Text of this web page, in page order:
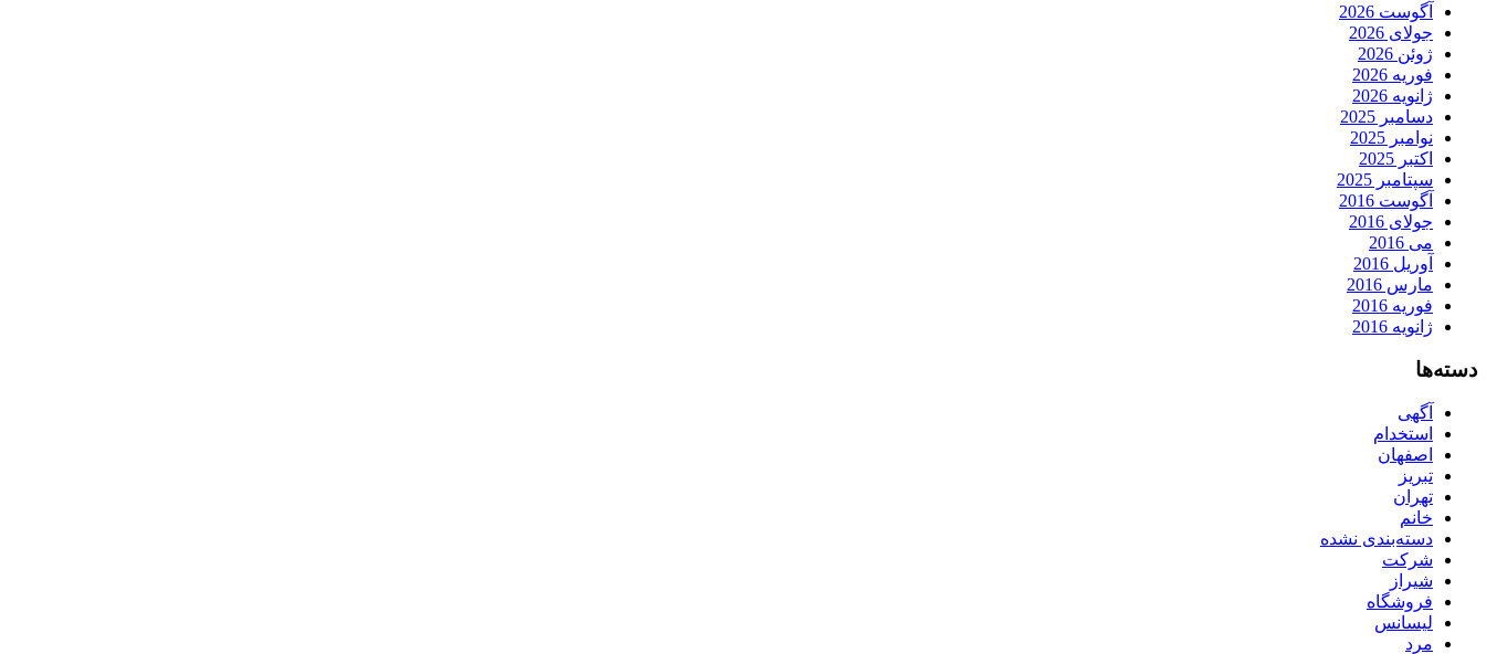
آگوست 2026
جولای 2026
ژوئن 2026
فوریه 2026
ژانویه 2026
دسامبر 2025
نوامبر 2025
اکتبر 2025
سپتامبر 2025
آگوست 2016
جولای 2016
می 2016
آوریل 2016
مارس 2016
فوریه 2016
ژانویه 2016
دسته‌ها
آگهی
استخدام
اصفهان
تبریز
تهران
خانم
دسته‌بندی نشده
شرکت
شیراز
فروشگاه
لیسانس
مرد